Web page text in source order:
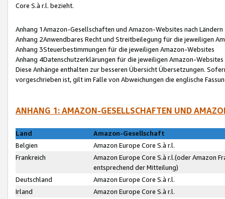
Core S.à r.l. bezieht.
Anhang 1Amazon-Gesellschaften und Amazon-Websites nach Ländern
Anhang 2Anwendbares Recht und Streitbeilegung für die jeweiligen
Anhang 3Steuerbestimmungen für die jeweiligen Amazon-Websites
Anhang 4Datenschutzerklärungen für die jeweiligen Amazon-Websites
Diese Anhänge enthalten zur besseren Übersicht Übersetzungen.
vorgeschrieben ist, gilt im Falle von Abweichungen die englische
ANHANG 1: AMAZON-GESELLSCHAFTEN UND
Land
Amazon-Gesellschaft
Belgien
Amazon Europe Core S.à r.l.
Frankreich
Amazon Europe Core S.à r.l.(oder Amazon
entsprechend der Mitteilung)
Deutschland
Amazon Europe Core S.à r.l.
Irland
Amazon Europe Core S.à r.l.